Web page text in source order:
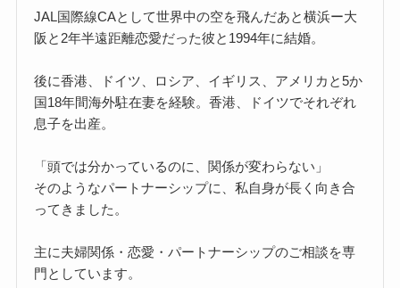
JAL国際線CAとして世界中の空を飛んだあと横浜ー大
阪と2年半遠距離恋愛だった彼と1994年に結婚。
後に香港、ドイツ、ロシア、イギリス、アメリカと5か
国18年間海外駐在妻を経験。香港、ドイツでそれぞれ
息子を出産。
「頭では分かっているのに、関係が変わらない」
そのようなパートナーシップに、私自身が長く向き合
ってきました。
主に夫婦関係・恋愛・パートナーシップのご相談を専
門としています。